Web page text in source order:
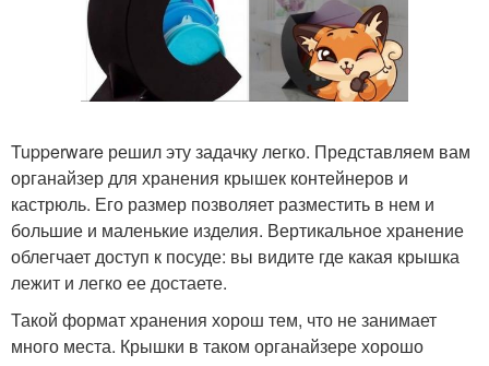
Tupperware решил эту задачку легко. Представляем вам
органайзер для хранения крышек контейнеров и
кастрюль. Его размер позволяет разместить в нем и
большие и маленькие изделия. Вертикальное хранение
облегчает доступ к посуде: вы видите где какая крышка
лежит и легко ее достаете.
Такой формат хранения хорош тем, что не занимает
много места. Крышки в таком органайзере хорошо